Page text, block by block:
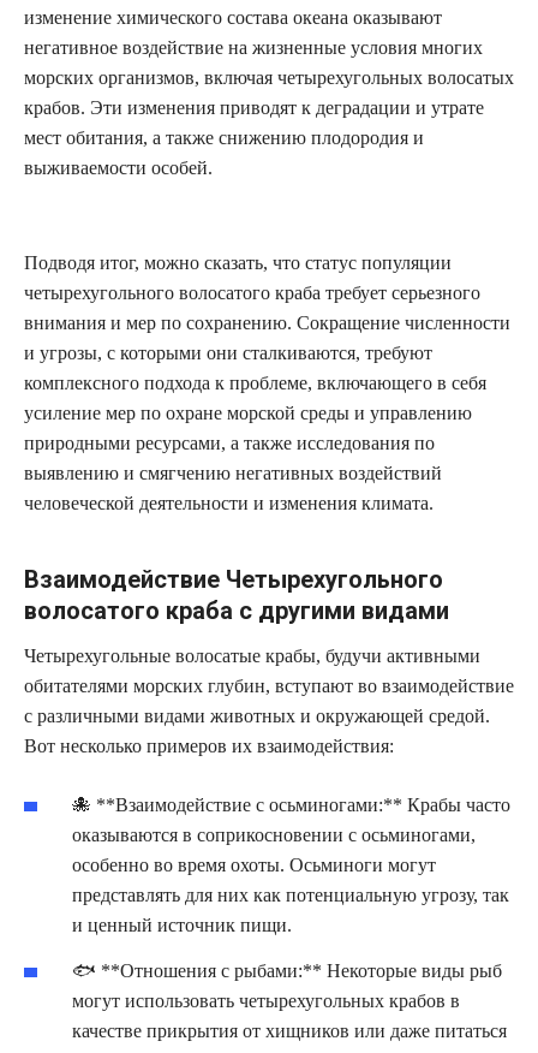
изменение химического состава океана оказывают
негативное воздействие на жизненные условия многих
морских организмов, включая четырехугольных волосатых
крабов. Эти изменения приводят к деградации и утрате
мест обитания, а также снижению плодородия и
выживаемости особей.
Подводя итог, можно сказать, что статус популяции
четырехугольного волосатого краба требует серьезного
внимания и мер по сохранению. Сокращение численности
и угрозы, с которыми они сталкиваются, требуют
комплексного подхода к проблеме, включающего в себя
усиление мер по охране морской среды и управлению
природными ресурсами, а также исследования по
выявлению и смягчению негативных воздействий
человеческой деятельности и изменения климата.
Взаимодействие Четырехугольного
волосатого краба с другими видами
Четырехугольные волосатые крабы, будучи активными
обитателями морских глубин, вступают во взаимодействие
с различными видами животных и окружающей средой.
Вот несколько примеров их взаимодействия:
🐙 **Взаимодействие с осьминогами:** Крабы часто
оказываются в соприкосновении с осьминогами,
особенно во время охоты. Осьминоги могут
представлять для них как потенциальную угрозу, так
и ценный источник пищи.
🐟 **Отношения с рыбами:** Некоторые виды рыб
могут использовать четырехугольных крабов в
качестве прикрытия от хищников или даже питаться